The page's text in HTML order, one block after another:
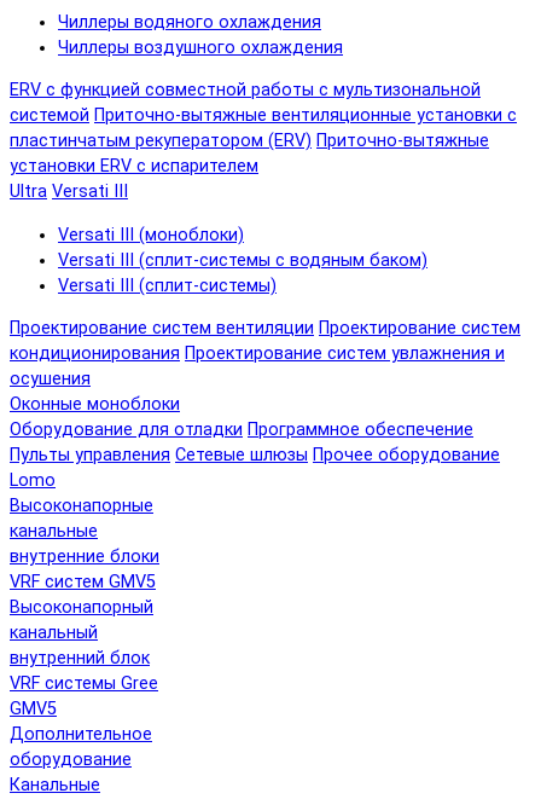
Чиллеры водяного охлаждения
Чиллеры воздушного охлаждения
ERV с функцией совместной работы с мультизональной
системой Приточно-вытяжные вентиляционные установки с
пластинчатым рекуператором (ERV) Приточно-вытяжные
установки ERV с испарителем
Ultra Versati III
Versati III (моноблоки)
Versati III (сплит-системы с водяным баком)
Versati III (сплит-системы)
Проектирование систем вентиляции Проектирование систем
кондиционирования Проектирование систем увлажнения и
осушения
Оконные моноблоки
Оборудование для отладки Программное обеспечение
Пульты управления Сетевые шлюзы Прочее оборудование
Lomo
Высоконапорные
канальные
внутренние блоки
VRF систем GMV5
Высоконапорный
канальный
внутренний блок
VRF системы Gree
GMV5
Дополнительное
оборудование
Канальные